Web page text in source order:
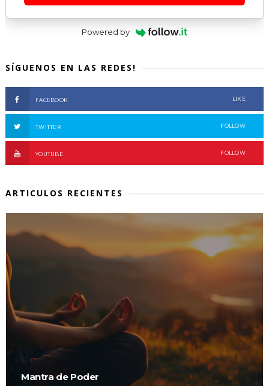
Powered by
SÍGUENOS EN LAS REDES!
FACEBOOK LIKE
TWITTER FOLLOW
YOUTUBE FOLLOW
ARTICULOS RECIENTES
Mantra de Poder